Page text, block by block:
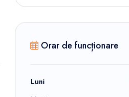
Orar de funcționare
Luni